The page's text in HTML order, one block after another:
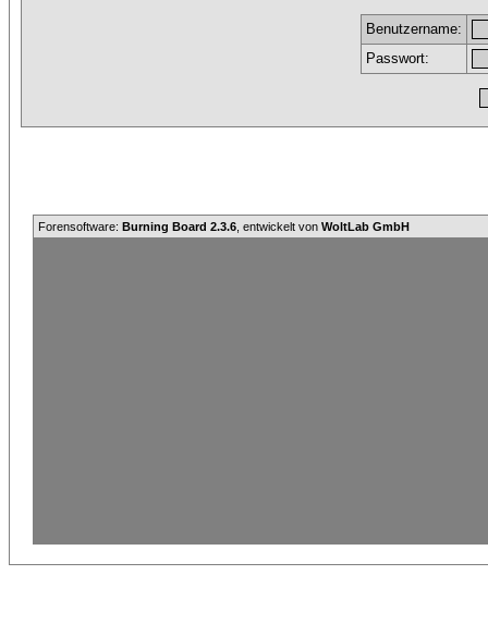
Benutzername:
Passwort:
Forensoftware: Burning Board 2.3.6 , entwickelt von WoltLab GmbH